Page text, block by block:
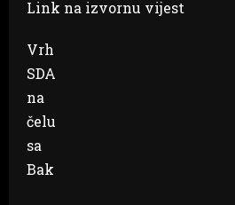
Link na izvornu vijest
Vrh
SDA
na
čelu
sa
Bak